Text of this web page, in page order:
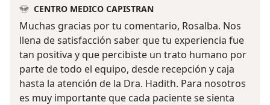
CENTRO MEDICO CAPISTRAN
Muchas gracias por tu comentario, Rosalba. Nos
llena de satisfacción saber que tu experiencia fue
tan positiva y que percibiste un trato humano por
parte de todo el equipo, desde recepción y caja
hasta la atención de la Dra. Hadith. Para nosotros
es muy importante que cada paciente se sienta